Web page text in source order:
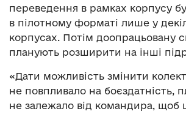
переведення в рамках корпусу
в пілотному форматі лише у
корпусах. Потім доопрацьовану
планують розширити на інші
«Дати можливість змінити
не повпливало на боєздатність,
не залежало від командира, щоб